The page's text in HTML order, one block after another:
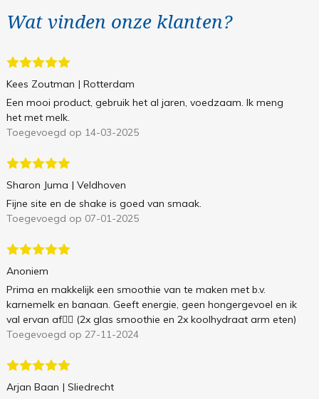
Wat vinden onze klanten?
Kees Zoutman | Rotterdam
Een mooi product, gebruik het al jaren, voedzaam. Ik meng
het met melk.
Toegevoegd op 14-03-2025
Sharon Juma | Veldhoven
Fijne site en de shake is goed van smaak.
Toegevoegd op 07-01-2025
Anoniem
Prima en makkelijk een smoothie van te maken met b.v.
karnemelk en banaan. Geeft energie, geen hongergevoel en ik
val ervan af👌🏻 (2x glas smoothie en 2x koolhydraat arm eten)
Toegevoegd op 27-11-2024
Arjan Baan | Sliedrecht